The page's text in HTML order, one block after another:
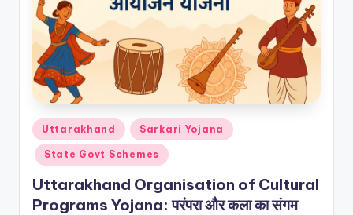
Posted
in
Uttarakhand Sarkari Yojana
State Govt Schemes
Uttarakhand Organisation of Cultural
Programs Yojana: परंपरा और कला का संगम